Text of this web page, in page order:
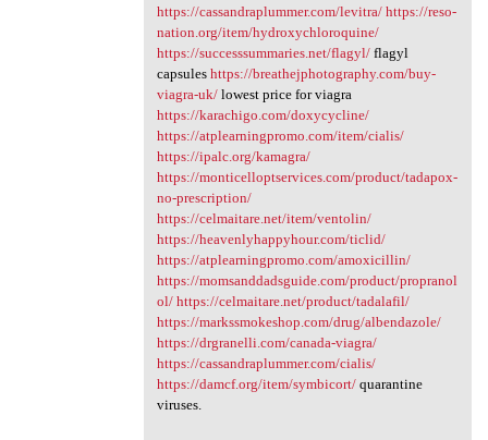
https://cassandraplummer.com/levitra/ https://reso-
nation.org/item/hydroxychloroquine/
https://successsummaries.net/flagyl/flagyl
capsules https://breathejphotography.com/buy-
viagra-uk/lowest price for viagra
https://karachigo.com/doxycycline/
https://atplearningpromo.com/item/cialis/
https://ipalc.org/kamagra/
https://monticelloptservices.com/product/tadapox-
no-prescription/
https://celmaitare.net/item/ventolin/
https://heavenlyhappyhour.com/ticlid/
https://atplearningpromo.com/amoxicillin/
https://momsanddadsguide.com/product/propranol
ol/ https://celmaitare.net/product/tadalafil/
https://markssmokeshop.com/drug/albendazole/
https://drgranelli.com/canada-viagra/
https://cassandraplummer.com/cialis/
https://damcf.org/item/symbicort/quarantine
viruses.